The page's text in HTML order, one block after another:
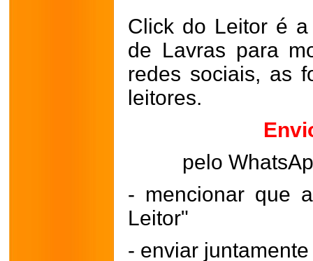
Click do Leitor é
de Lavras para
redes sociais, as
leitores.
pelo
- mencionar que
Leitor"
- enviar